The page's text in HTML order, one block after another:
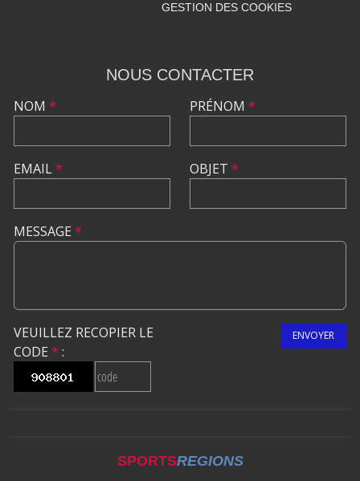
GESTION DES COOKIES
NOUS CONTACTER
NOM *
EMAIL*
PRÉNOM *
OBJET *
MESSAGE *
VEUILLEZ RECOPIER LE
CODE * :
ENVOYER
SPORTSREGIONS